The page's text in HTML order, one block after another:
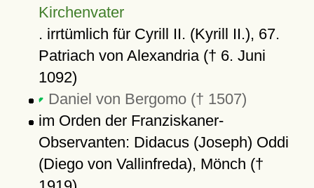
Kirchenvater
. irrtümlich für Cyrill II. (Kyrill II.), 67.
Patriach von Alexandria († 6. Juni
1092)
Daniel von Bergomo († 1507)
im Orden der Franziskaner-
Observanten: Didacus (Joseph) Oddi
(Diego von Vallinfreda), Mönch (†